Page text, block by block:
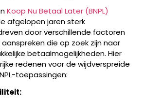
Koop Nu Betaal Later (BNPL)
afgelopen jaren sterk
door verschillende factoren
die op zoek zijn naar
betaalmogelijkheden. Hier
redenen voor de wijdverspreide
toepassingen: